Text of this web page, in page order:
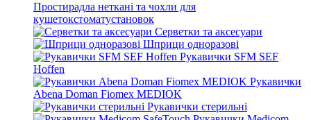
Простирадла неткані та чохли для
кушетокстоматустановок
Серветки та аксесуари
Шприци одноразові
Рукавички SFM SEF
Hoffen
Рукавички
Abena Doman Fiomex MEDIOK
Рукавички стерильні